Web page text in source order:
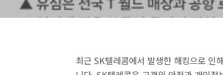
최근 SK텔레콤에서 발생한 해킹으로 인